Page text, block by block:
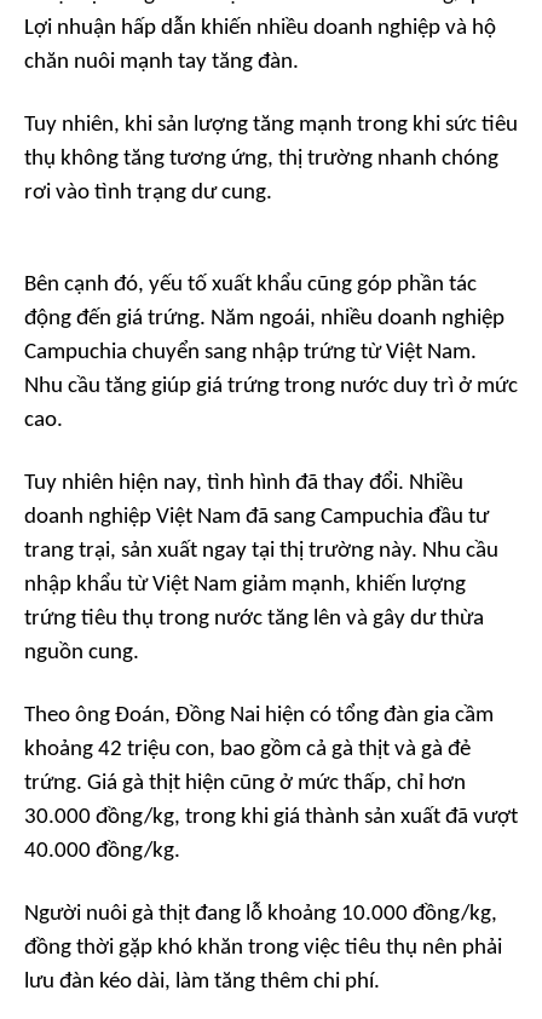
Lợi nhuận hấp dẫn khiến nhiều doanh nghiệp và hộ
chăn nuôi mạnh tay tăng đàn.
Tuy nhiên, khi sản lượng tăng mạnh trong khi sức tiêu
thụ không tăng tương ứng, thị trường nhanh chóng
rơi vào tình trạng dư cung.
Bên cạnh đó, yếu tố xuất khẩu cũng góp phần tác
động đến giá trứng. Năm ngoái, nhiều doanh nghiệp
Campuchia chuyển sang nhập trứng từ Việt Nam.
Nhu cầu tăng giúp giá trứng trong nước duy trì ở mức
cao.
Tuy nhiên hiện nay, tình hình đã thay đổi. Nhiều
doanh nghiệp Việt Nam đã sang Campuchia đầu tư
trang trại, sản xuất ngay tại thị trường này. Nhu cầu
nhập khẩu từ Việt Nam giảm mạnh, khiến lượng
trứng tiêu thụ trong nước tăng lên và gây dư thừa
nguồn cung.
Theo ông Đoán, Đồng Nai hiện có tổng đàn gia cầm
khoảng 42 triệu con, bao gồm cả gà thịt và gà đẻ
trứng. Giá gà thịt hiện cũng ở mức thấp, chỉ hơn
30.000 đồng/kg, trong khi giá thành sản xuất đã vượt
40.000 đồng/kg.
Người nuôi gà thịt đang lỗ khoảng 10.000 đồng/kg,
đồng thời gặp khó khăn trong việc tiêu thụ nên phải
lưu đàn kéo dài, làm tăng thêm chi phí.